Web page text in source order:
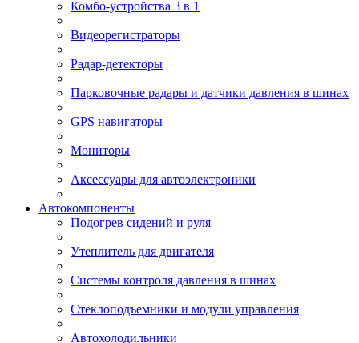
Комбо-устройства 3 в 1
Видеорегистраторы
Радар-детекторы
Парковочные радары и датчики давления в шинах
GPS навигаторы
Мониторы
Аксессуары для автоэлектроники
Автокомпоненты
Подогрев сидений и руля
Утеплитель для двигателя
Системы контроля давления в шинах
Стеклоподъемники и модули управления
Автохолодильники